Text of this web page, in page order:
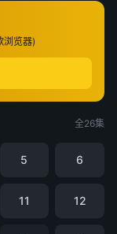
浏览器)
全26集
5 6
11 12